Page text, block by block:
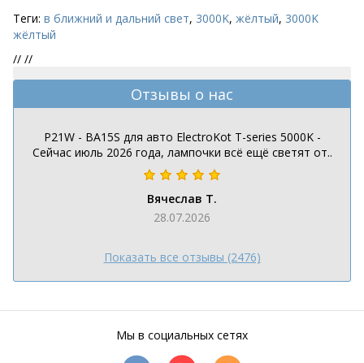
Теги: в ближний и дальний свет, 3000K, жёлтый, 3000K
жёлтый
// //
Отзывы о нас
P21W - BA15S для авто ElectroKot T-series 5000K -
Сейчас июль 2026 года, лампочки всё ещё светят от..
Вячеслав Т.
28.07.2026
Показать все отзывы (2476)
Мы в социальных сетях